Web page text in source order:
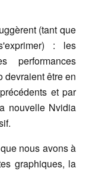
(tant que
: les
performances
devraient être en
et par
nouvelle Nvidia
nous avons à
graphiques, la